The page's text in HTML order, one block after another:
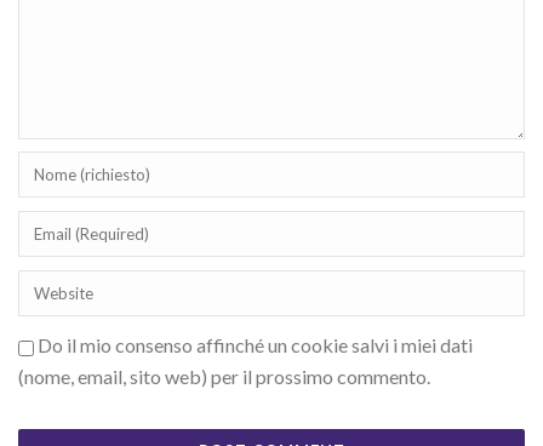
Do il mio consenso affinché un cookie salvi i miei dati
(nome, email, sito web) per il prossimo commento.